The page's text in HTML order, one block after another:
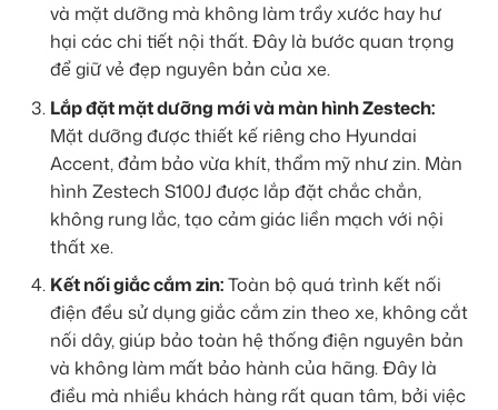
và mặt dưỡng mà không làm trầy xước hay hư
hại các chi tiết nội thất. Đây là bước quan trọng
để giữ vẻ đẹp nguyên bản của xe.
Lắp đặt mặt dưỡng mới và màn hình Zestech:
Mặt dưỡng được thiết kế riêng cho Hyundai
Accent, đảm bảo vừa khít, thẩm mỹ như zin. Màn
hình Zestech S100J được lắp đặt chắc chắn,
không rung lắc, tạo cảm giác liền mạch với nội
thất xe.
Kết nối giắc cắm zin:Toàn bộ quá trình kết nối
điện đều sử dụng giắc cắm zin theo xe, không cắt
nối dây, giúp bảo toàn hệ thống điện nguyên bản
và không làm mất bảo hành của hãng. Đây là
điều mà nhiều khách hàng rất quan tâm, bởi việc